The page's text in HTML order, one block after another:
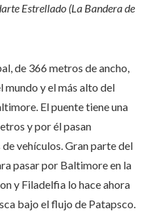
Estrellado (La Bandera de
de 366 metros de ancho,
mundo y el más alto del
El puente tiene una
y por él pasan
vehículos. Gran parte del
pasar por Baltimore en la
y Filadelfia lo hace ahora
bajo el flujo de Patapsco.